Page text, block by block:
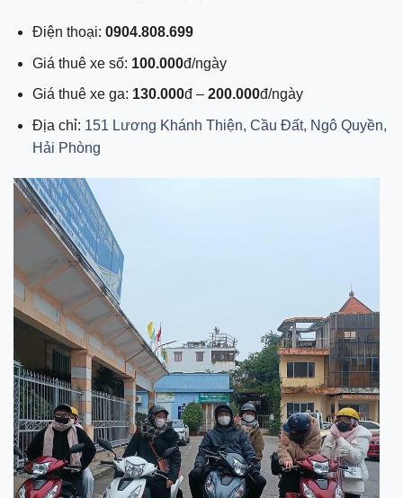
Điện thoại: 0904.808.699
Giá thuê xe số: 100.000đ/ngày
Giá thuê xe ga: 130.000đ – 200.000đ/ngày
Địa chỉ: 151 Lương Khánh Thiện, Cầu Đất, Ngô Quyền,
Hải Phòng